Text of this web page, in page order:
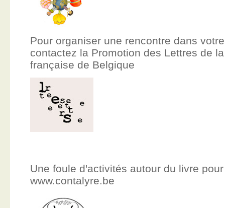
Pour organiser une rencontre dans
contactez la Promotion des Lettres de
française de Belgique
Une foule d'activités autour du livre
www.contalyre.be